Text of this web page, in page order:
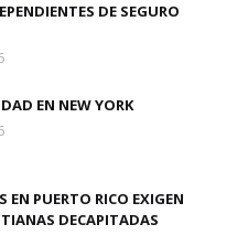
DE SEGURO
EN NEW YORK
EN PUERTO RICO EXIGEN
DECAPITADAS